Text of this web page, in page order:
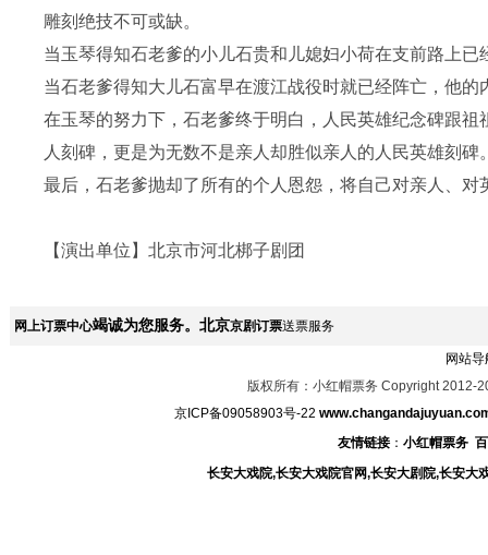
雕刻绝技不可或缺。
当玉琴得知石老爹的小儿石贵和儿媳妇小荷在支前路上
当石老爹得知大儿石富早在渡江战役时就已经阵亡，他的
在玉琴的努力下，石老爹终于明白，人民英雄纪念碑跟
人刻碑，更是为无数不是亲人却胜似亲人的人民英雄刻碑
最后，石老爹抛却了所有的个人恩怨，将自己对亲人、
【演出单位】北京市河北梆子剧团
网上订票中心竭诚为您服务。北京京剧订票送票服务
网站导
版权所有：小红帽票务 Copyright 2012-
京ICP备09058903号-22
友情链接： 小红帽票务
长安大戏院,长安大戏院官网,长安大剧院,长安大